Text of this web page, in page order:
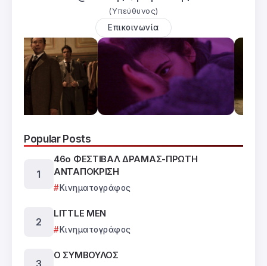
(Υπεύθυνος)
Επικοινωνία
Popular Posts
46ο ΦΕΣΤΙΒΑΛ ΔΡΑΜΑΣ-ΠΡΩΤΗ
ΑΝΤΑΠΟΚΡΙΣΗ
Κινηματογράφος
LITTLE MEN
Κινηματογράφος
Ο ΣΥΜΒΟΥΛΟΣ